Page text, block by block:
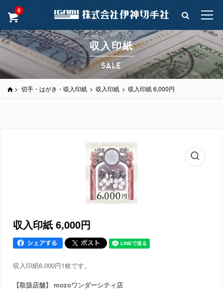
0
収入印紙
SALE
> 切手・はがき・収入印紙 > 収入印紙 > 収入印紙 6,000円
収入印紙 6,000円
収入印紙6,000円1枚です。
【取扱店舗】 mozoワンダーシティ店